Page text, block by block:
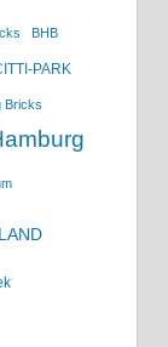
BHB
PARK
Bricks